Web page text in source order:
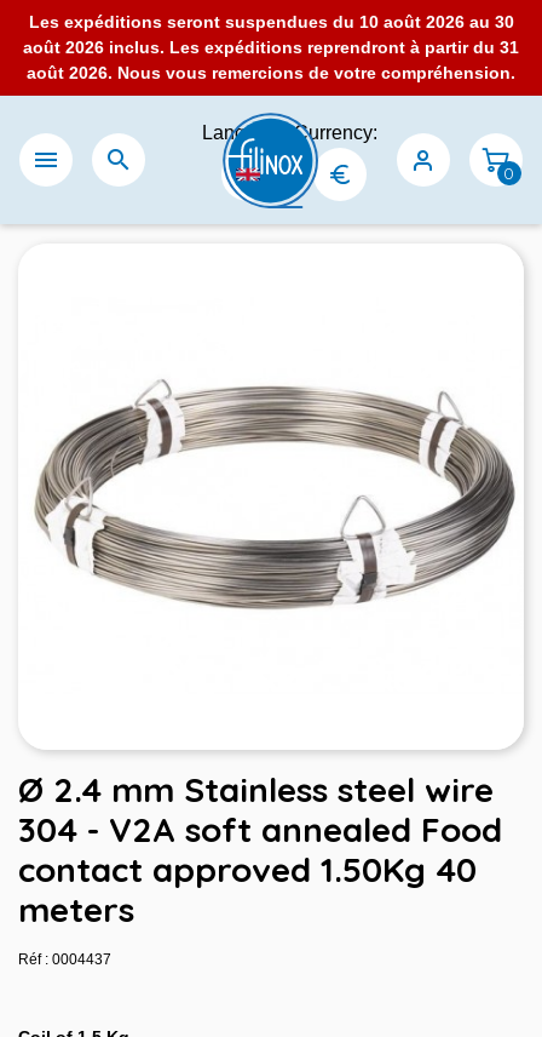
Les expéditions seront suspendues du 10 août 2026 au 30
août 2026 inclus. Les expéditions reprendront à partir du 31
août 2026. Nous vous remercions de votre compréhension.
 
Language:Currency:
0
Ø 2.4 mm Stainless steel wire
304 - V2A soft annealed Food
contact approved 1.50Kg 40
meters
Réf : 0004437